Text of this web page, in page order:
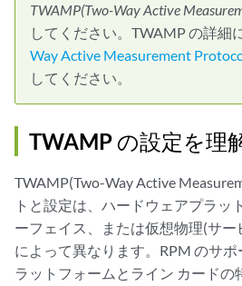
TWAMP(Two-Way Active
してください。TWAMP の詳細
Way Active Measurement
してください。
TWAMP の設定を理
TWAMP(Two-Way Active
トと設定は、ハードウェアプラッ
ーフェイス、または仮想物理(サー
によって異なります。RPM のサポ
ラットフォームとライン カードの